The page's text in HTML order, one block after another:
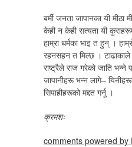
बर्मी जनता जापानका यी
केही न केही सत्यता यी
हाम्रा धर्मका भाइ त हुन् ।
रहनसहन त मिल्छ । टाढाकाले
राष्ट्रैले राज गरेको जाति
जापानीहरू भन्न लागे–
सिपाहीहरूको मद्दत गर्नू ।
क्रमशः
comments powered by